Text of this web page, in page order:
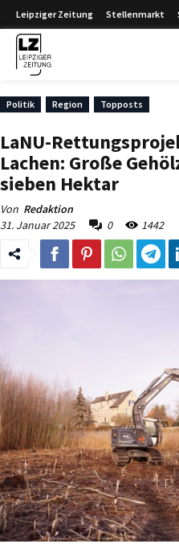
Leipziger Zeitung Stellenmarkt
Politik Region Topposts
LaNU-
Lachen: Große
sieben Hektar
Von Redaktion
31. Januar 2025
0 1442